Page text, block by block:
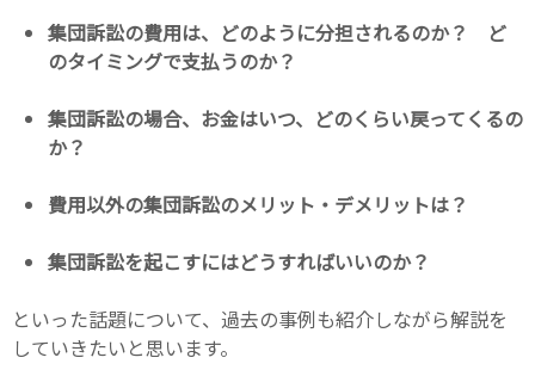
集団訴訟の費用は、どのように分担されるのか？ ど
のタイミングで支払うのか？
集団訴訟の場合、お金はいつ、どのくらい戻ってくるの
か？
費用以外の集団訴訟のメリット・デメリットは？
集団訴訟を起こすにはどうすればいいのか？
といった話題について、過去の事例も紹介しながら解説を
していきたいと思います。